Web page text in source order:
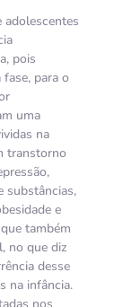
adolescentes
pois
para o
uma
na
transtorno
substâncias,
e
também
no que diz
desse
na infância.